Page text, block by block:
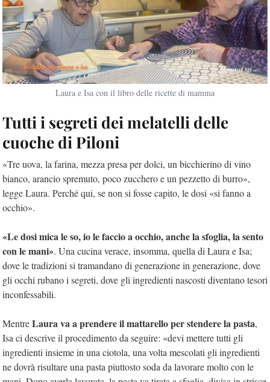
Laura e Isa con il libro delle ricette di mamma
Tutti i segreti dei melatelli delle
cuoche di Piloni
«Tre uova, la farina, mezza presa per dolci, un bicchierino di vino
bianco, arancio spremuto, poco zucchero e un pezzetto di burro»,
legge Laura. Perché qui, se non si fosse capito, le dosi «si fanno a
occhio».
«Le dosi mica le so, io le faccio a occhio, anche la sfoglia, la sento
con le mani». Una cucina verace, insomma, quella di Laura e Isa;
dove le tradizioni si tramandano di generazione in generazione, dove
gli occhi rubano i segreti, dove gli ingredienti nascosti diventano tesori
inconfessabili.
MentreLaura va a prendere il mattarello per stendere la pasta,
Isa ci descrive il procedimento da seguire: «devi mettere tutti gli
ingredienti insieme in una ciotola, una volta mescolati gli ingredienti
ne dovrà risultare una pasta piuttosto soda da lavorare molto con le